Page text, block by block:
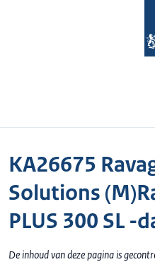
KA26675
Solutions
PLUS 300 SL -
De inhoud van deze pagina is